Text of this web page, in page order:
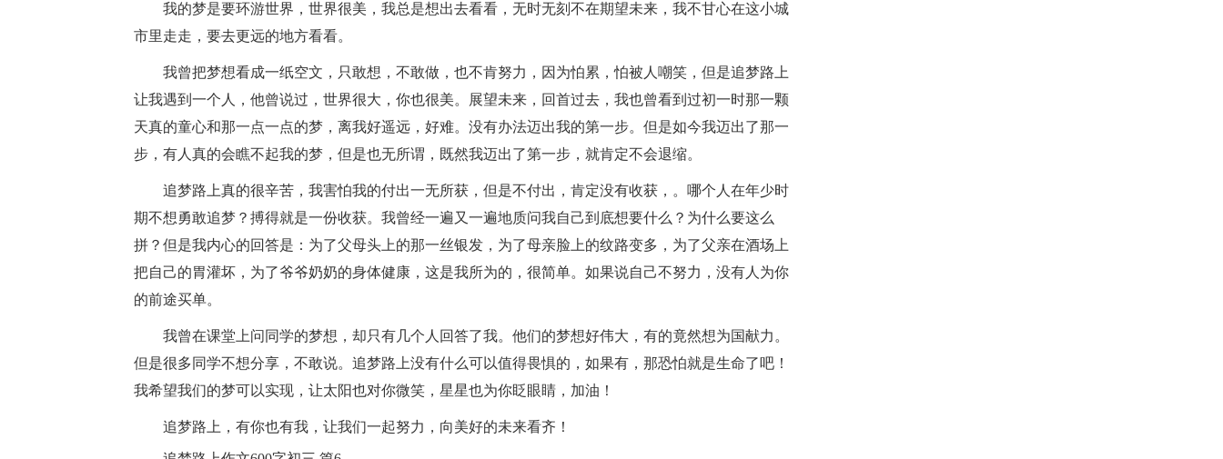
我的梦是要环游世界，世界很美，我总是想出去看看，无时无刻不在期望未来，我不甘心在这小城
市里走走，要去更远的地方看看。
我曾把梦想看成一纸空文，只敢想，不敢做，也不肯努力，因为怕累，怕被人嘲笑，但是追梦路上
让我遇到一个人，他曾说过，世界很大，你也很美。展望未来，回首过去，我也曾看到过初一时那一颗
天真的童心和那一点一点的梦，离我好遥远，好难。没有办法迈出我的第一步。但是如今我迈出了那一
步，有人真的会瞧不起我的梦，但是也无所谓，既然我迈出了第一步，就肯定不会退缩。
追梦路上真的很辛苦，我害怕我的付出一无所获，但是不付出，肯定没有收获，。哪个人在年少时
期不想勇敢追梦？搏得就是一份收获。我曾经一遍又一遍地质问我自己到底想要什么？为什么要这么
拼？但是我内心的回答是：为了父母头上的那一丝银发，为了母亲脸上的纹路变多，为了父亲在酒场上
把自己的胃灌坏，为了爷爷奶奶的身体健康，这是我所为的，很简单。如果说自己不努力，没有人为你
的前途买单。
我曾在课堂上问同学的梦想，却只有几个人回答了我。他们的梦想好伟大，有的竟然想为国献力。
但是很多同学不想分享，不敢说。追梦路上没有什么可以值得畏惧的，如果有，那恐怕就是生命了吧！
我希望我们的梦可以实现，让太阳也对你微笑，星星也为你眨眼睛，加油！
追梦路上，有你也有我，让我们一起努力，向美好的未来看齐！